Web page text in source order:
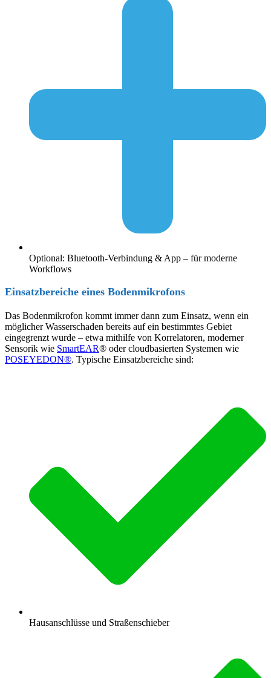
Optional: Bluetooth-Verbindung & App – für moderne
Workflows
Einsatzbereiche eines Bodenmikrofons
Das Bodenmikrofon kommt immer dann zum Einsatz, wenn ein
möglicher Wasserschaden bereits auf ein bestimmtes Gebiet
eingegrenzt wurde – etwa mithilfe von Korrelatoren, moderner
Sensorik wie SmartEAR® oder cloudbasierten Systemen wie
POSEYEDON®. Typische Einsatzbereiche sind:
Hausanschlüsse und Straßenschieber